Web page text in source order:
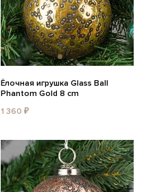
Ёлочная игрушка Glass Ball
Phantom Gold 8 cm
1 360 ₽